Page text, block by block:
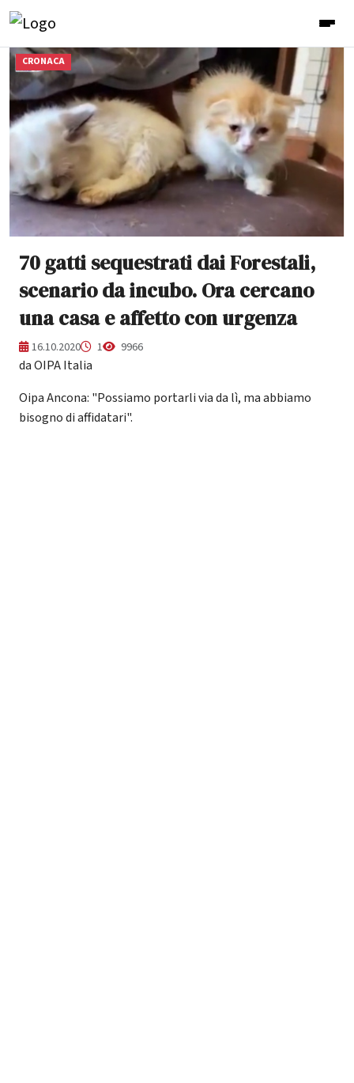
CRONACA
70 gatti sequestrati dai Forestali,
scenario da incubo. Ora cercano
una casa e affetto con urgenza
16.10.2020 1 9966
da OIPA Italia
Oipa Ancona: "Possiamo portarli via da lì, ma abbiamo
bisogno di affidatari".